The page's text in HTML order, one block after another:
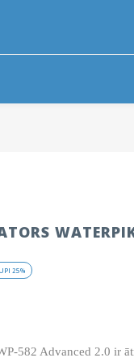
25%
582 Advanced 2.0 ir